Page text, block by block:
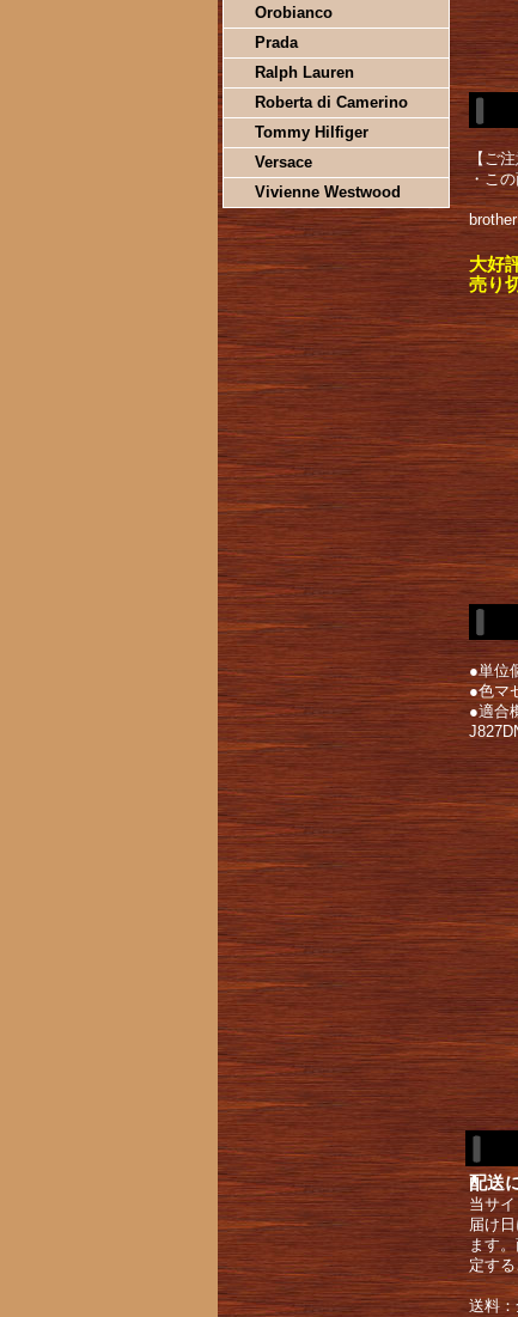
Orobianco
Prada
Ralph Lauren
Roberta di Camerino
Tommy Hilfiger
Versace
Vivienne Westwood
【ご注
・こ
大好
売り
●単位
●色マ
●適合
配送
当サ
届け
ます
定す
送料